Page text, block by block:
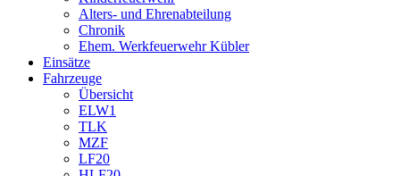
Alters- und Ehrenabteilung
Chronik
Ehem. Werkfeuerwehr Kübler
Einsätze
Fahrzeuge
Übersicht
ELW1
TLK
MZF
LF20